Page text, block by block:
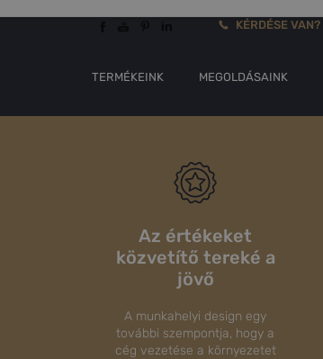
KÉRDÉSE VAN?
TERMÉKEINK MEGOLDÁSAINK
Az értékeket
közvetítő tereké a
jövő
A munkahelyi design egy
további szempontja, hogy a
cég vezetése a környezetet